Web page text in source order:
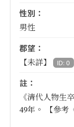
性別：
男性
郡望：
【未詳】 ID: 0
註：
《清代人物生
49年。 【參考